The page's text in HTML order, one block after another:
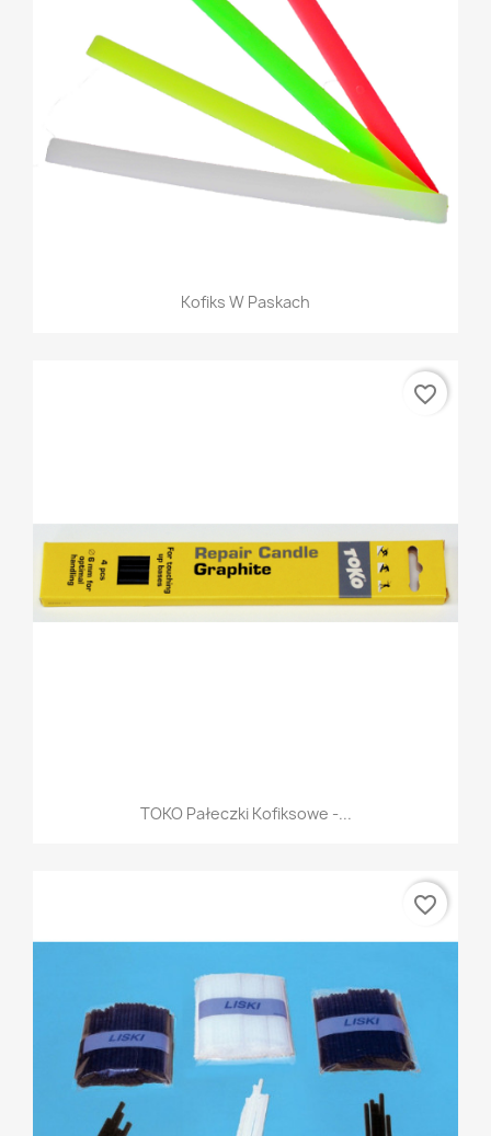
Kofiks W Paskach
TOKO Pałeczki Kofiksowe -...
favorite_border
favorite_border